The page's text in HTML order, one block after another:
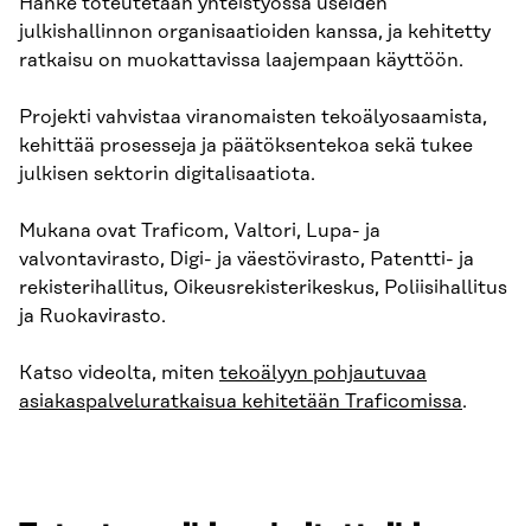
julkishallinnon organisaatioiden kanssa, ja kehitetty
ratkaisu on muokattavissa laajempaan käyttöön.
Projekti vahvistaa viranomaisten tekoälyosaamista,
kehittää prosesseja ja päätöksentekoa sekä tukee
julkisen sektorin digitalisaatiota.
Mukana ovat Traficom, Valtori, Lupa- ja
valvontavirasto, Digi- ja väestövirasto, Patentti- ja
rekisterihallitus, Oikeusrekisterikeskus, Poliisihallitus
ja Ruokavirasto.
Katso videolta, miten tekoälyyn pohjautuvaa
asiakaspalveluratkaisua kehitetään Traficomissa.